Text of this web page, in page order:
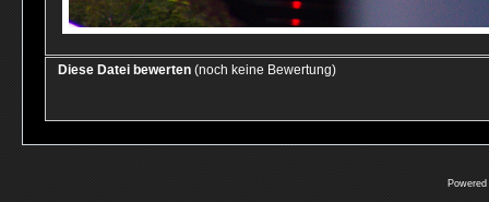
Diese Datei bewerten (noch keine Bewertung)